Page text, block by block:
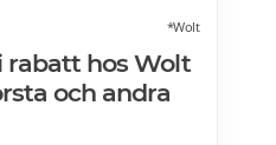
*Wolt
rabatt hos Wolt
och andra